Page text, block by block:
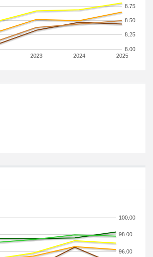
2023 2024 2025
8.00
8.25
8.50
8.75
96.00
98.00
100.00